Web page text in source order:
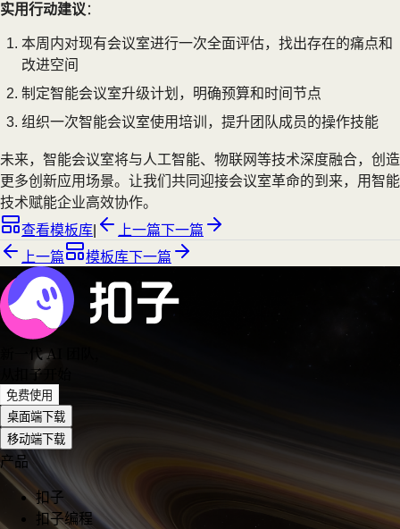
实用行动建议 ：
本周内对现有会议室进行一次全面评估，找出存在的痛点和
改进空间
制定智能会议室升级计划，明确预算和时间节点
组织一次智能会议室使用培训，提升团队成员的操作技能
未来，智能会议室将与人工智能、物联网等技术深度融合，创造
更多创新应用场景。让我们共同迎接会议室革命的到来，用智能
技术赋能企业高效协作。
查看模板库
上一篇下一篇
上一篇
模板库下一篇
新一代 AI 团队
从扣子开始
免费使用
桌面端下载
移动端下载
产品
扣子
扣子编程